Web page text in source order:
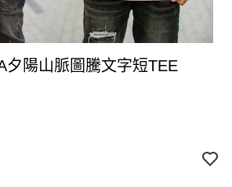
夕陽山脈圖騰文字短TEE